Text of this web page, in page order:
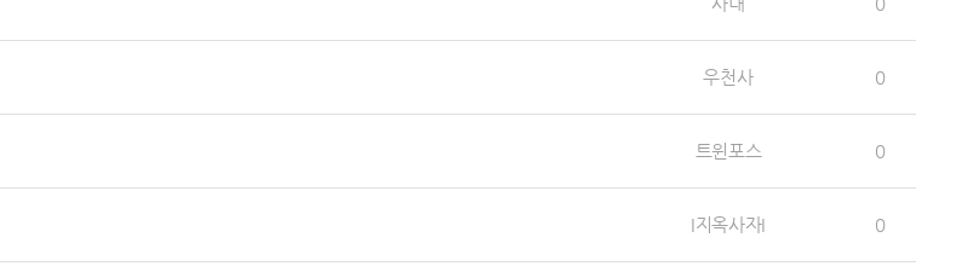
우천사 0
트윈포스 0
I지옥사자I 0